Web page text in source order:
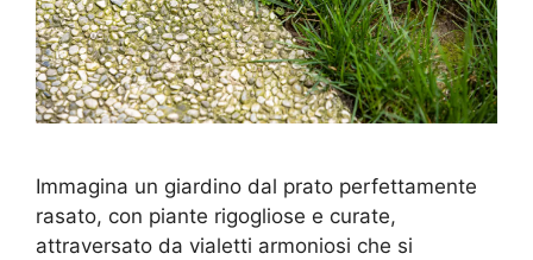
Immagina un giardino dal prato perfettamente
rasato, con piante rigogliose e curate,
attraversato da vialetti armoniosi che si